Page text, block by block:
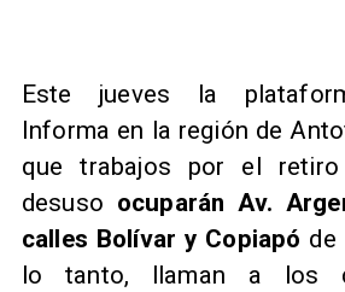
Este jueves la
Informa en la región de
que trabajos por el
desuso ocuparán Av.
calles Bolívar y Copiapó de
lo tanto, llaman a los